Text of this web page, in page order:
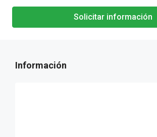
Solicitar información